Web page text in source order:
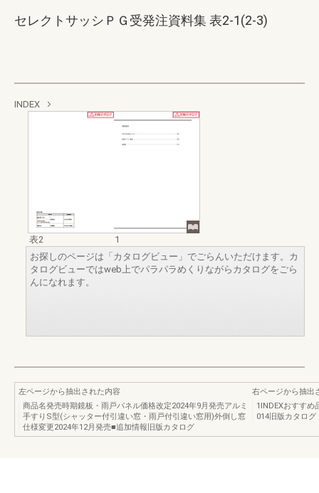
セレクトサッシＰＧ受発注資料集 表2-1(2-3)
INDEX
表2
1
お探しのページは「カタログビュー」でごらんいただけます。カ
タログビューではweb上でパラパラめくりながらカタログをごら
んになれます。
左ページから抽出された内容
商品名発売時期鏡板・雨戸パネル価格改定2024年9月発売アルミ
手すりS型(シャッター付引違い窓・雨戸付引違い窓用)外倒し窓
仕様変更2024年12月発売■追加情報旧版カタログ
右ページから抽出
1INDEXおすすめ
014旧版カタログ